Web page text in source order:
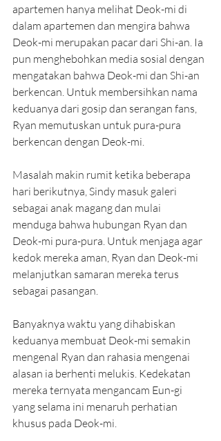
apartemen hanya melihat Deok-mi di
dalam apartemen dan mengira bahwa
Deok-mi merupakan pacar dari Shi-an. Ia
pun menghebohkan media sosial dengan
mengatakan bahwa Deok-mi dan Shi-an
berkencan. Untuk membersihkan nama
keduanya dari gosip dan serangan fans,
Ryan memutuskan untuk pura-pura
berkencan dengan Deok-mi.
Masalah makin rumit ketika beberapa
hari berikutnya, Sindy masuk galeri
sebagai anak magang dan mulai
menduga bahwa hubungan Ryan dan
Deok-mi pura-pura. Untuk menjaga agar
kedok mereka aman, Ryan dan Deok-mi
melanjutkan samaran mereka terus
sebagai pasangan.
Banyaknya waktu yang dihabiskan
keduanya membuat Deok-mi semakin
mengenal Ryan dan rahasia mengenai
alasan ia berhenti melukis. Kedekatan
mereka ternyata mengancam Eun-gi
yang selama ini menaruh perhatian
khusus pada Deok-mi.